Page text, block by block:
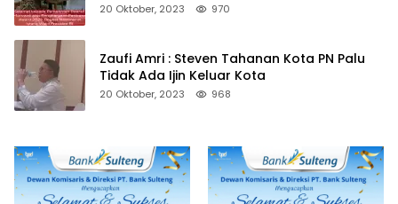
20 Oktober, 2023 970
Zaufi Amri : Steven Tahanan Kota PN Palu
Tidak Ada Ijin Keluar Kota
20 Oktober, 2023 968